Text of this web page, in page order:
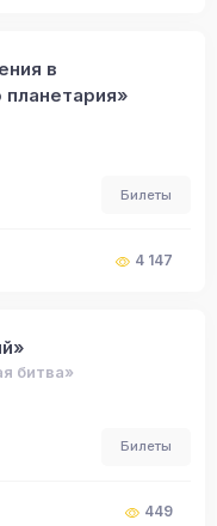
в
планетария»
Билеты
4 147
битва»
Билеты
449